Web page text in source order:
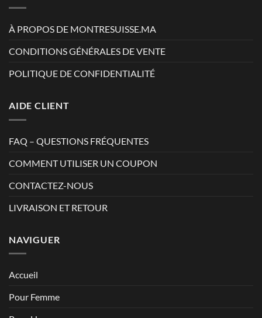
À PROPOS DE MONTRESUISSE.MA
CONDITIONS GÉNÉRALES DE VENTE
POLITIQUE DE CONFIDENTIALITÉ
AIDE CLIENT
FAQ – QUESTIONS FRÉQUENTES
COMMENT UTILISER UN COUPON
CONTACTEZ-NOUS
LIVRAISON ET RETOUR
NAVIGUER
Accueil
Pour Femme